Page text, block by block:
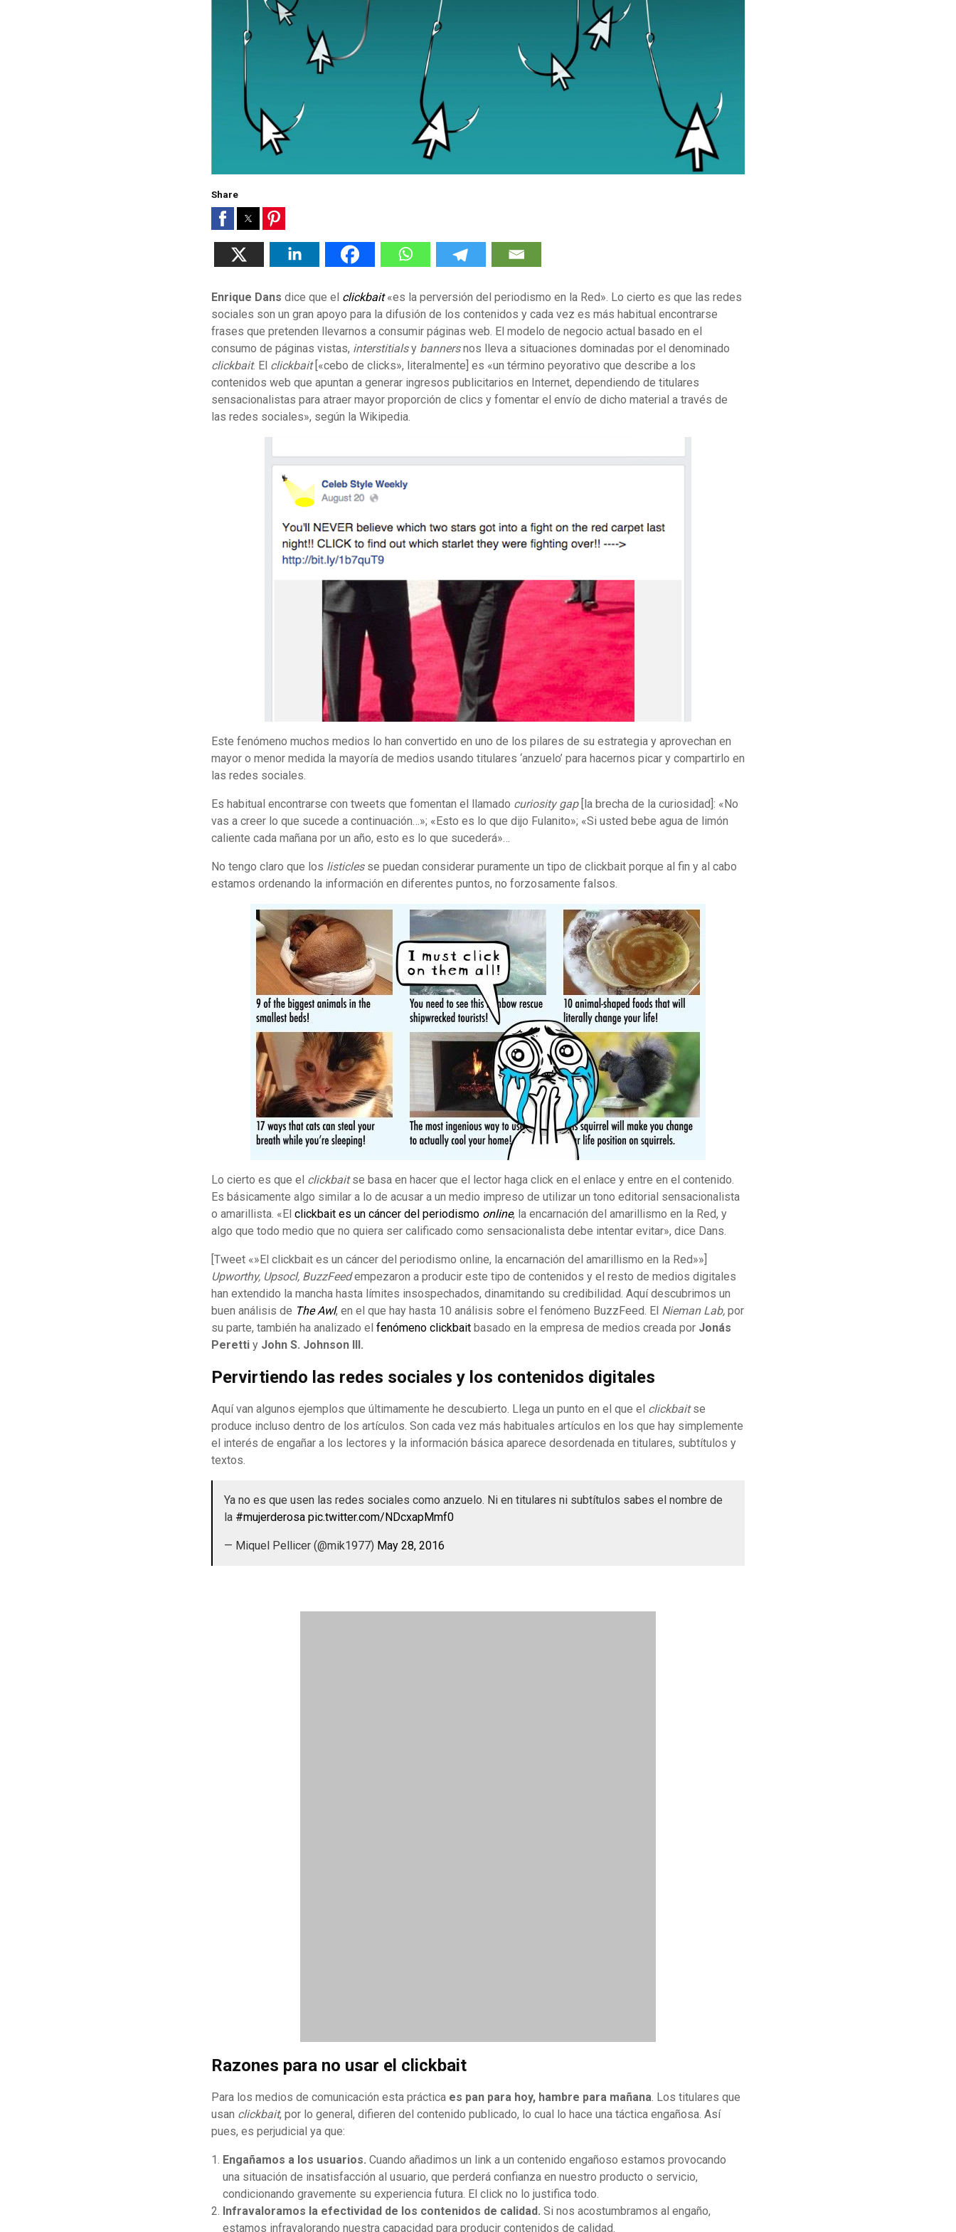
Share
Enrique Dans dice que el clickbait «es la perversión del periodismo en la Red». Lo cierto es que las redes
sociales son un gran apoyo para la difusión de los contenidos y cada vez es más habitual encontrarse
frases que pretenden llevarnos a consumir páginas web. El modelo de negocio actual basado en el
consumo de páginas vistas, interstitialsy bannersnos lleva a situaciones dominadas por el denominado
clickbait. El clickbait [«cebo de clicks», literalmente] es «un término peyorativo que describe a los
contenidos web que apuntan a generar ingresos publicitarios en Internet, dependiendo de titulares
sensacionalistas para atraer mayor proporción de clics y fomentar el envío de dicho material a través de
las redes sociales», según la Wikipedia.
Este fenómeno muchos medios lo han convertido en uno de los pilares de su estrategia y aprovechan en
mayor o menor medida la mayoría de medios usando titulares ‘anzuelo’ para hacernos picar y compartirlo en
las redes sociales.
Es habitual encontrarse con tweets que fomentan el llamado curiosity gap [la brecha de la curiosidad]: «No
vas a creer lo que sucede a continuación…»; «Esto es lo que dijo Fulanito»; «Si usted bebe agua de limón
caliente cada mañana por un año, esto es lo que sucederá»…
No tengo claro que los listiclesse puedan considerar puramente un tipo de clickbait porque al fin y al cabo
estamos ordenando la información en diferentes puntos, no forzosamente falsos.
Lo cierto es que el clickbaitse basa en hacer que el lector haga click en el enlace y entre en el contenido.
Es básicamente algo similar a lo de acusar a un medio impreso de utilizar un tono editorial sensacionalista
o amarillista. «El clickbait es un cáncer del periodismo online, la encarnación del amarillismo en la Red, y
algo que todo medio que no quiera ser calificado como sensacionalista debe intentar evitar», dice Dans.
[Tweet «»El clickbait es un cáncer del periodismo online, la encarnación del amarillismo en la Red»»]
Upworthy, Upsocl, BuzzFeedempezaron a producir este tipo de contenidos y el resto de medios digitales
han extendido la mancha hasta límites insospechados, dinamitando su credibilidad. Aquí descubrimos un
buen análisis de The Awl, en el que hay hasta 10 análisis sobre el fenómeno BuzzFeed. El Nieman Lab, por
su parte, también ha analizado el fenómeno clickbait basado en la empresa de medios creada por Jonás
Peretti y John S. Johnson III.
Pervirtiendo las redes sociales y los contenidos digitales
Aquí van algunos ejemplos que últimamente he descubierto. Llega un punto en el que el clickbaitse
produce incluso dentro de los artículos. Son cada vez más habituales artículos en los que hay simplemente
el interés de engañar a los lectores y la información básica aparece desordenada en titulares, subtítulos y
textos.
Ya no es que usen las redes sociales como anzuelo. Ni en titulares ni subtítulos sabes el nombre de
la #mujerderosa pic.twitter.com/NDcxapMmf0
— Miquel Pellicer (@mik1977) May 28, 2016
Razones para no usar el clickbait
Para los medios de comunicación esta práctica es pan para hoy, hambre para mañana . Los titulares que
usan clickbait, por lo general, difieren del contenido publicado, lo cual lo hace una táctica engañosa. Así
pues, es perjudicial ya que:
Engañamos a los usuarios. Cuando añadimos un link a un contenido engañoso estamos provocando
una situación de insatisfacción al usuario, que perderá confianza en nuestro producto o servicio,
condicionando gravemente su experiencia futura. El click no lo justifica todo.
Infravaloramos la efectividad de los contenidos de calidad. Si nos acostumbramos al engaño,
estamos infravalorando nuestra capacidad para producir contenidos de calidad.